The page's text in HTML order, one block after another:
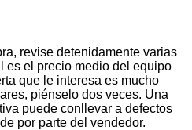
revise detenidamente varias
es el precio medio del equipo
que le interesa es mucho
piénselo dos veces. Una
puede conllevar a defectos
por parte del vendedor.